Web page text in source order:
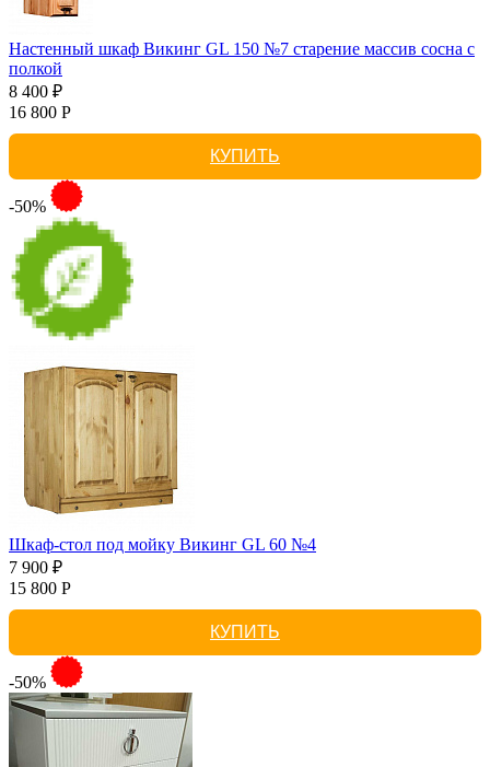
Настенный шкаф Викинг GL 150 №7 старение массив сосна с
полкой
8 400 ₽
16 800 Р
КУПИТЬ
-50%
Шкаф-стол под мойку Викинг GL 60 №4
7 900 ₽
15 800 Р
КУПИТЬ
-50%